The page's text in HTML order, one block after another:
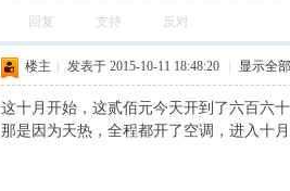
回复 支持 反对
楼主 发表于 2015-10-11 18:48:20 显示全
这十月开始，这贰佰元今天开到了六百六
那是因为天热，全程都开了空调，进入十